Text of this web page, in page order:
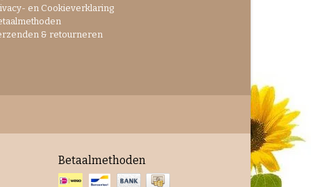
en Cookieverklaring
& retourneren
Betaalmethoden